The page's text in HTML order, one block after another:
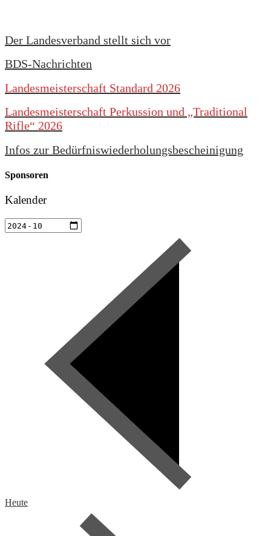
Der Landesverband stellt sich vor
BDS-Nachrichten
Landesmeisterschaft Standard 2026
Landesmeisterschaft Perkussion und „Traditional
Rifle“ 2026
Infos zur Bedürfniswiederholungsbescheinigung
Sponsoren
Kalender
Heute